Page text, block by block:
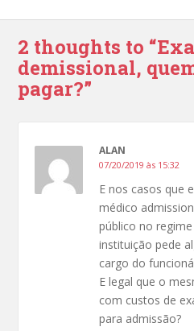
2 thoughts to
demissional,
pagar?”
ALAN
07/20/2019 às 15:32
E nos casos que
médico
público no
instituição pede
cargo do
E legal que o
com custos de
para admissão?